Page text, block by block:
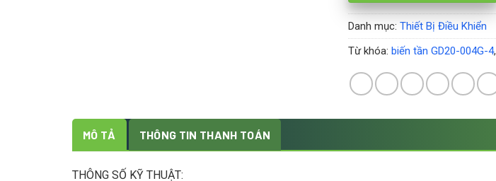
Danh mục: Thiết Bị Điều Khiển
Từ khóa: biến tần GD20-004G-4,
MÔ TẢ THÔNG TIN THANH TOÁN
THÔNG SỐ KỸ THUẬT: